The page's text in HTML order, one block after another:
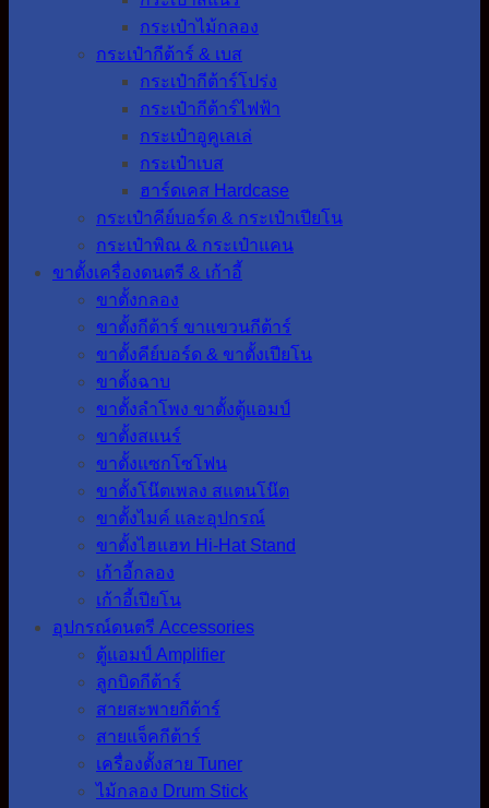
กระเป๋าไม้กลอง
กระเป๋ากีต้าร์ & เบส
กระเป๋ากีต้าร์โปร่ง
กระเป๋ากีต้าร์ไฟฟ้า
กระเป๋าอูคูเลเล่
กระเป๋าเบส
ฮาร์ดเคส Hardcase
กระเป๋าคีย์บอร์ด & กระเป๋าเปียโน
กระเป๋าพิณ & กระเป๋าแคน
ขาตั้งเครื่องดนตรี & เก้าอี้
ขาตั้งกลอง
ขาตั้งกีต้าร์ ขาแขวนกีต้าร์
ขาตั้งคีย์บอร์ด & ขาตั้งเปียโน
ขาตั้งฉาบ
ขาตั้งลำโพง ขาตั้งตู้แอมป์
ขาตั้งสแนร์
ขาตั้งแซกโซโฟน
ขาตั้งโน๊ตเพลง สแตนโน๊ต
ขาตั้งไมค์ และอุปกรณ์
ขาตั้งไฮแฮท Hi-Hat Stand
เก้าอี้กลอง
เก้าอี้เปียโน
อุปกรณ์ดนตรี Accessories
ตู้แอมป์ Amplifier
ลูกบิดกีต้าร์
สายสะพายกีต้าร์
สายแจ็คกีต้าร์
เครื่องตั้งสาย Tuner
ไม้กลอง Drum Stick